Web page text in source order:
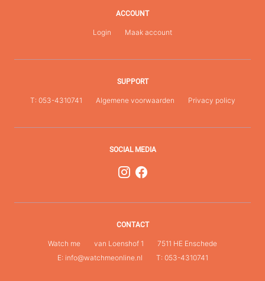
ACCOUNT
Login Maak account
SUPPORT
T: 053-4310741 Algemene voorwaarden Privacy policy
SOCIAL MEDIA
CONTACT
Watch me van Loenshof 1
7511 HE Enschede
E: info@watchmeonline.nl
T: 053-4310741